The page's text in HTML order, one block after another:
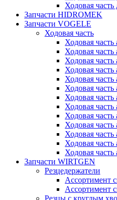
Ходовая
Запчасти HIDROMEK
Запчасти VOGELE
Ходовая часть
Ходовая часть
Ходовая часть
Ходовая часть
Ходовая часть
Ходовая часть
Ходовая часть
Ходовая часть
Ходовая часть
Ходовая часть
Ходовая часть
Ходовая часть
Ходовая часть
Ходовая часть
Запчасти WIRTGEN
Резцедержатели
Ассортимент
Ассортимент
Резцы с круглым